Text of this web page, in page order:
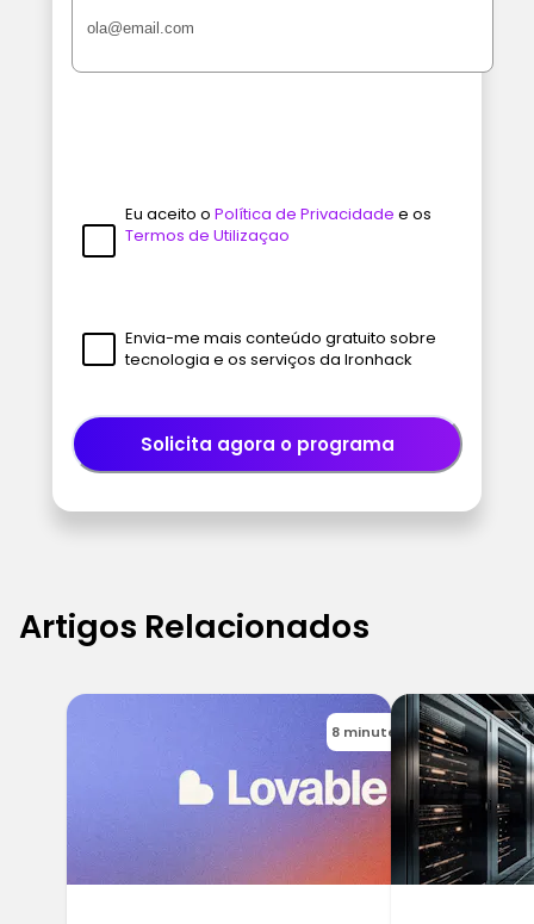
Eu aceito o Política de Privacidade e os
Termos de Utilizaçao
Envia-me mais conteúdo gratuito sobre
tecnologia e os serviços da Ironhack
Solicita agora o programa
Artigos Relacionados
8 minutes